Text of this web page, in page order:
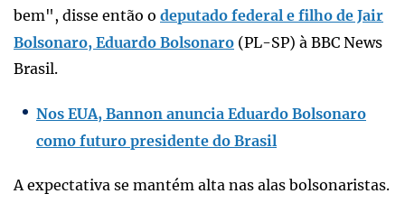
bem", disse então o deputado federal e filho de Jair
Bolsonaro, Eduardo Bolsonaro (PL-SP) à BBC News
Brasil.
Nos EUA, Bannon anuncia Eduardo Bolsonaro
como futuro presidente do Brasil
A expectativa se mantém alta nas alas bolsonaristas.